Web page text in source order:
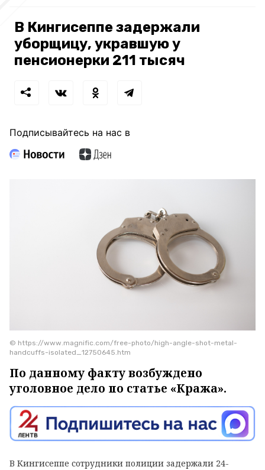
В Кингисеппе задержали
уборщицу, укравшую у
пенсионерки 211 тысяч
Подписывайтесь на нас в
© https://www.magnific.com/free-photo/high-angle-shot-metal-
handcuffs-isolated_12750645.htm
По данному факту возбуждено
уголовное дело по статье «Кража».
В Кингисеппе сотрудники полиции задержали 24-